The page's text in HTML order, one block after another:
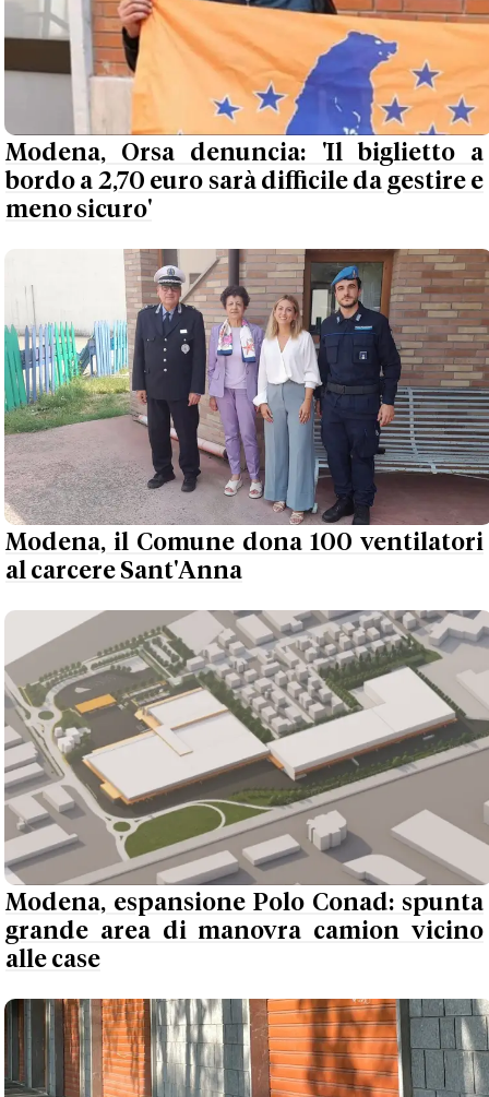
Modena, Orsa denuncia: 'Il biglietto a
bordo a 2,70 euro sarà difficile da gestire e
meno sicuro'
Modena, il Comune dona 100 ventilatori
al carcere Sant'Anna
Modena, espansione Polo Conad: spunta
grande area di manovra camion vicino
alle case